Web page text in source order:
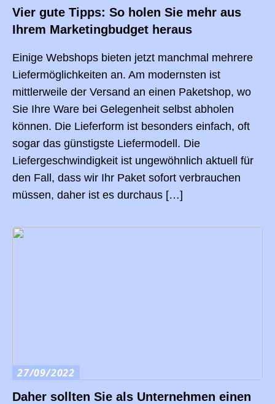
Vier gute Tipps: So holen Sie mehr aus
Ihrem Marketingbudget heraus
Einige Webshops bieten jetzt manchmal mehrere
Liefermöglichkeiten an. Am modernsten ist
mittlerweile der Versand an einen Paketshop, wo
Sie Ihre Ware bei Gelegenheit selbst abholen
können. Die Lieferform ist besonders einfach, oft
sogar das günstigste Liefermodell. Die
Liefergeschwindigkeit ist ungewöhnlich aktuell für
den Fall, dass wir Ihr Paket sofort verbrauchen
müssen, daher ist es durchaus […]
27/09/2022
Daher sollten Sie als Unternehmen einen